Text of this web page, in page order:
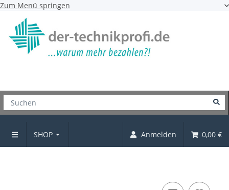
Zum Menü springen
SHOP Anmelden 0,00 €
Filzgleiter-Set